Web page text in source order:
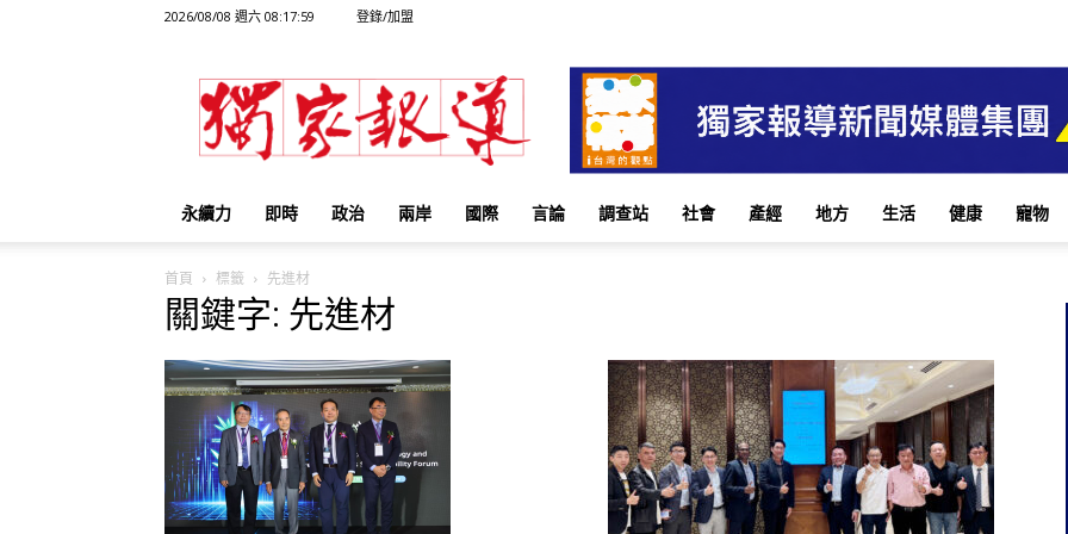
2026/08/08 週六 08:17:59 登錄/加盟
獨
家
報
永續力 即時 政治 兩岸 國際 言論 調查站 社會 產經 地方 生活 健康 寵物
首頁 標籤 先進材
關鍵字: 先進材